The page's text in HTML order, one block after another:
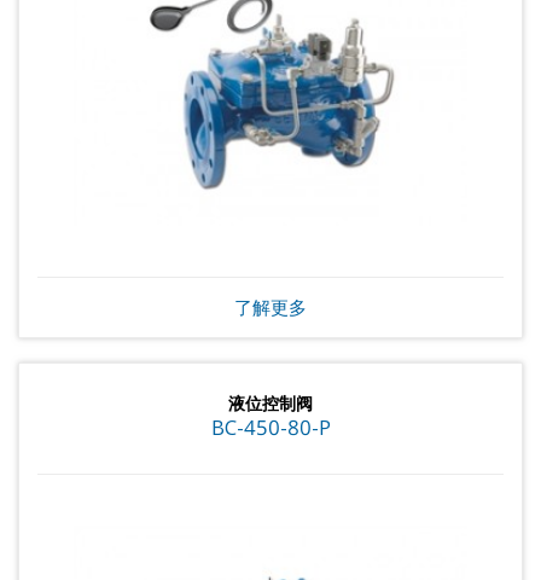
了解更多
液位控制阀
BC-450-80-P